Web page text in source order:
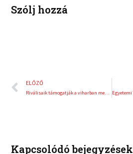
Szólj hozzá
Előző
ELŐZŐ
Riválisaik támogatják a viharban megsérült balatoni vitorlások megmentését
Kapcsolódó bejegyzések